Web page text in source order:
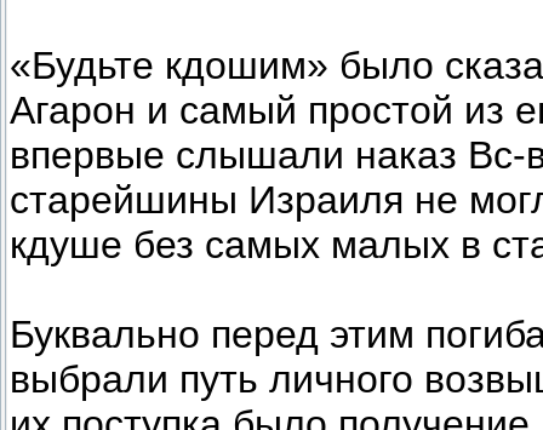
«Будьте кдошим» было
Агарон и самый простой из
впервые слышали наказ Вс-
старейшины Израиля не
кдуше без самых малых в
Буквально перед этим
выбрали путь личного